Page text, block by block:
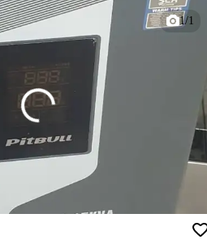
1/1